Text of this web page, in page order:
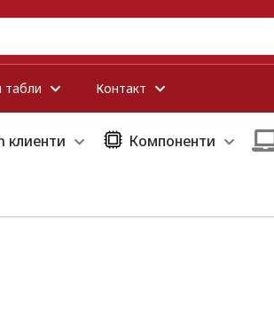
табли Контакт
клиенти Компоненти